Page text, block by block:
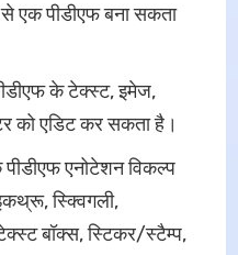
एक पीडीएफ बना सकता
के टेक्स्ट, इमेज,
को एडिट कर सकता है।
एनोटेशन विकल्प
स्क्विगली,
बॉक्स, स्टिकर/स्टैम्प,